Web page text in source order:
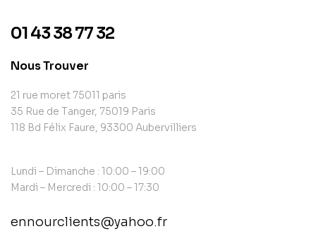
01 43 38 77 32
Nous Trouver
21 rue moret 75011 paris
35 Rue de Tanger, 75019 Paris
118 Bd Félix Faure, 93300 Aubervilliers
Lundi – Dimanche : 10:00 – 19:00
Mardi – Mercredi : 10:00 – 17:30
ennourclients@yahoo.fr